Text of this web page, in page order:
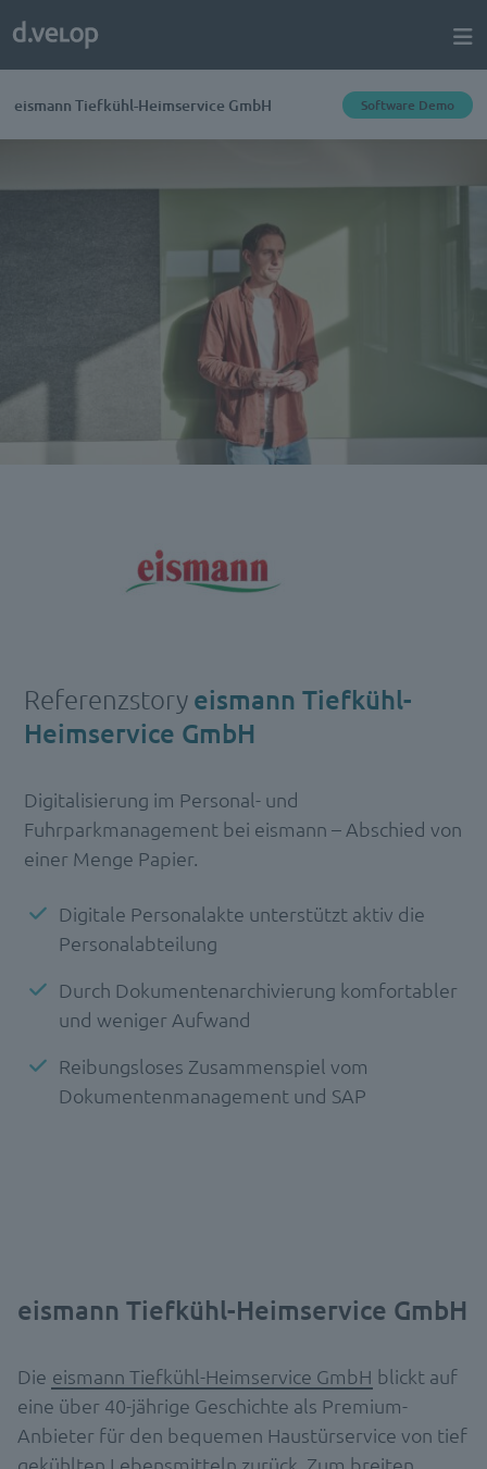
eismann Tiefkühl-Heimservice GmbH Software Demo
Referenzstory eismann Tiefkühl-
Heimservice GmbH
Digitalisierung im Personal- und
Fuhrparkmanagement bei eismann – Abschied von
einer Menge Papier.
Digitale Personalakte unterstützt aktiv die
Personalabteilung
Durch Dokumentenarchivierung komfortabler
und weniger Aufwand
Reibungsloses Zusammenspiel vom
Dokumentenmanagement und SAP
eismann Tiefkühl-Heimservice GmbH
Die eismann Tiefkühl-Heimservice GmbH blickt auf
eine über 40-jährige Geschichte als Premium-
Anbieter für den bequemen Haustürservice von tief